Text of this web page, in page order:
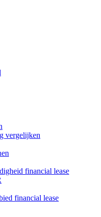
vergelijken
financial lease
financial lease